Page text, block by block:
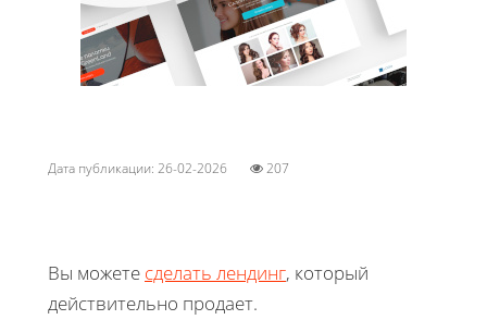
Дата публикации: 26-02-2026 207
Вы можете сделать лендинг, который
действительно продает.